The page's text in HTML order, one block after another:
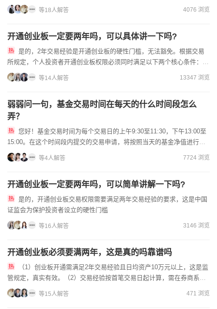
等18人解答 4076 浏览
开通创业板一定要两年吗，可以具体讲一下吗?
所规定，个人投资者开通创业板权限必须同时满足以下两个核心条件：交
易经验：参与证券交易24个月以上。这是指从您名下账户第一笔股...
等14人解答 13347 浏览
弱弱问一句，基金交易时间在每天的什么时间段怎么
弄？
15:00。在这个时间段内提交的交易申请，将按照当天的基金净值进行成
交。如果在非交易时间提交申请，将顺延至下一...
等4人解答 7724 浏览
开通创业板一定要两年吗，可以简单讲解一下吗?
证监会为保护投资者设立的硬性门槛
等16人解答 3146 浏览
开通创业板必须要满两年，这是真的吗靠谱吗
管规定，真实有效。（2）交易经验按首笔交易日起计算，需在券商系统
查询确认。（3）部分券商可能要求签署风险揭示书，确保投资...
等15人解答 471 浏览